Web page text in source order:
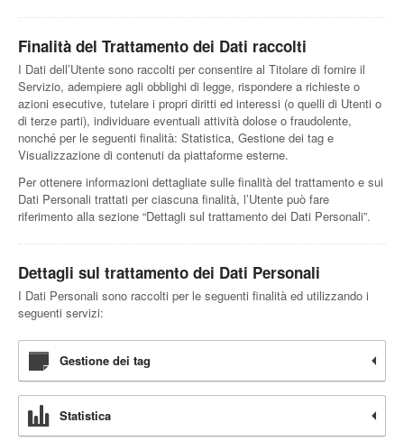
Finalità del Trattamento dei Dati raccolti
I Dati dell’Utente sono raccolti per consentire al Titolare di fornire il
Servizio, adempiere agli obblighi di legge, rispondere a richieste o
azioni esecutive, tutelare i propri diritti ed interessi (o quelli di Utenti o
di terze parti), individuare eventuali attività dolose o fraudolente,
nonché per le seguenti finalità: Statistica, Gestione dei tag e
Visualizzazione di contenuti da piattaforme esterne.
Per ottenere informazioni dettagliate sulle finalità del trattamento e sui
Dati Personali trattati per ciascuna finalità, l’Utente può fare
riferimento alla sezione “Dettagli sul trattamento dei Dati Personali”.
Dettagli sul trattamento dei Dati Personali
I Dati Personali sono raccolti per le seguenti finalità ed utilizzando i
seguenti servizi:
Gestione dei tag
Statistica